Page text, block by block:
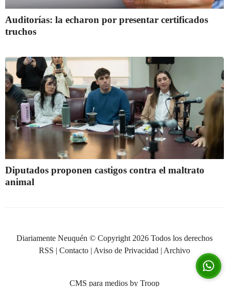
Auditorías: la echaron por presentar certificados
truchos
Diputados proponen castigos contra el maltrato
animal
Diariamente Neuquén © Copyright 2026 Todos los derechos
RSS | Contacto | Aviso de Privacidad | Archivo
CMS para medios by Troop